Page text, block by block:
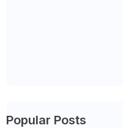
Popular Posts